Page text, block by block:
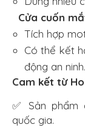
Cửa cuốn
Tích hợp
Có thể kết
động an ninh.
Cam kết từ
✅ Sản phẩm
quốc gia.